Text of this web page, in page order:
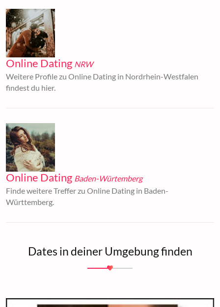
Online Dating NRW
Weitere Profile zu Online Dating in Nordrhein-Westfalen
findest du hier.
Online Dating Baden-Würtemberg
Finde weitere Treffer zu Online Dating in Baden-
Württemberg.
Dates in deiner Umgebung finden